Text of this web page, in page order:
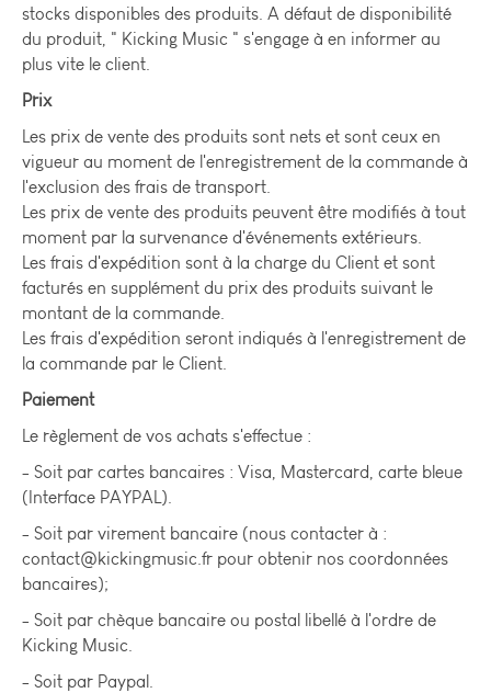
stocks disponibles des produits. A défaut de disponibilité
du produit, " Kicking Music " s'engage à en informer au
plus vite le client.
Prix
Les prix de vente des produits sont nets et sont ceux en
vigueur au moment de l'enregistrement de la commande à
l'exclusion des frais de transport.
Les prix de vente des produits peuvent être modifiés à tout
moment par la survenance d'événements extérieurs.
Les frais d'expédition sont à la charge du Client et sont
facturés en supplément du prix des produits suivant le
montant de la commande.
Les frais d'expédition seront indiqués à l'enregistrement de
la commande par le Client.
Paiement
Le règlement de vos achats s'effectue :
- Soit par cartes bancaires : Visa, Mastercard, carte bleue
(Interface PAYPAL).
- Soit par virement bancaire (nous contacter à :
contact@kickingmusic.fr pour obtenir nos coordonnées
bancaires);
- Soit par chèque bancaire ou postal libellé à l'ordre de
Kicking Music.
- Soit par Paypal.